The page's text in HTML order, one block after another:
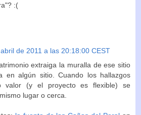
:(
de 2011 a las 20:18:00 CEST
extraiga la muralla de ese sitio
en algún sitio. Cuando los hallazgos
valor (y el proyecto es flexible) se
lugar o cerca.